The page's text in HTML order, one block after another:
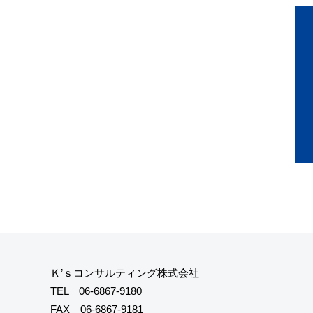
Ｋ’ｓコンサルティング株式会社
TEL 06-6867-9180
FAX 06-6867-9181